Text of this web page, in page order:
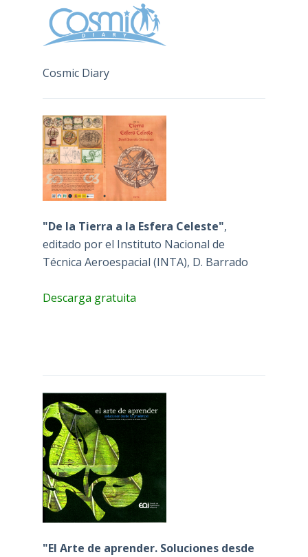
Cosmic Diary
"De la Tierra a la Esfera Celeste",
editado por el Instituto Nacional de
Técnica Aeroespacial (INTA), D. Barrado
Descarga gratuita
"El Arte de aprender. Soluciones desde